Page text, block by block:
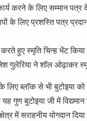
करने के लिए सम्मान पत्र
के लिए प्रशस्ति पत्र
करते हुए स्मृति चिन्ह भेंट
गुलेरिया ने शॉल ओढ़ाकर
ब्लॉक से भी बुटोइया
बुटोइया जी में विद्यमान
में सराहनीय योगदान